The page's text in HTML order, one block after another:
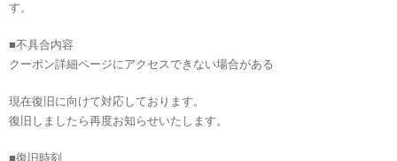
す。
■不具合内容
クーポン詳細ページにアクセスできない場合がある
現在復旧に向けて対応しております。
復旧しましたら再度お知らせいたします。
■復旧時刻